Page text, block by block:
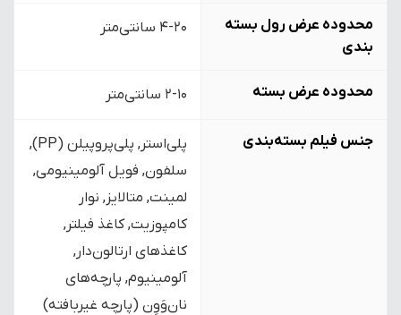
محدوده عرض رول بسته
بندی
4-20 سانتی‌متر
محدوده عرض بسته 2-10 سانتی‌متر
جنس فیلم بسته‌بندی
پلی‌استر, پلی‌پروپیلن (PP),
سلفون, فویل آلومینیومی,
لمینت, متالایز, نوار
کامپوزیت, کاغذ فیلتر,
کاغذهای ارتالون‌دار,
آلومینیوم, پارچه‌های
نان‌وَوِن (پارچه غیربافته)